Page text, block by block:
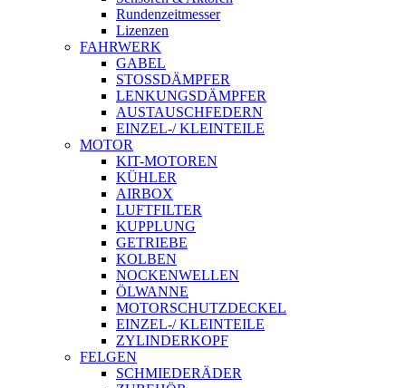
Rundenzeitmesser
Lizenzen
FAHRWERK
GABEL
STOSSDÄMPFER
LENKUNGSDÄMPFER
AUSTAUSCHFEDERN
EINZEL-/ KLEINTEILE
MOTOR
KIT-MOTOREN
KÜHLER
AIRBOX
LUFTFILTER
KUPPLUNG
GETRIEBE
KOLBEN
NOCKENWELLEN
ÖLWANNE
MOTORSCHUTZDECKEL
EINZEL-/ KLEINTEILE
ZYLINDERKOPF
FELGEN
SCHMIEDERÄDER